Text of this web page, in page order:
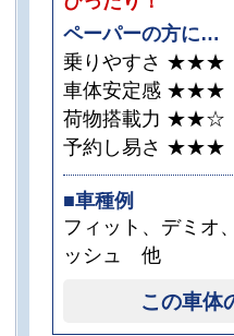
ペーパーの方に…
乗りやすさ ★★★
車体安定感 ★★★
荷物搭載力 ★★☆
予約し易さ ★★★
■車種例
フィット、デミオ
ッシュ 他
この車体